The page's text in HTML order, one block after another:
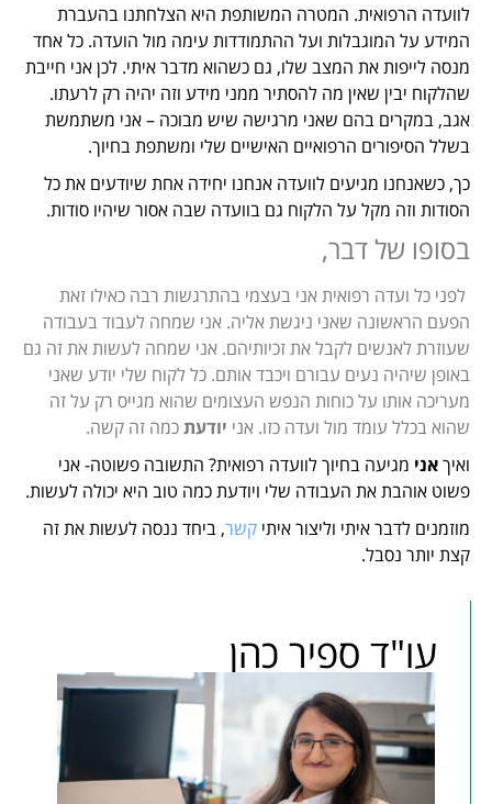
לוועדה הרפואית. המטרה המשותפת היא הצלחתנו בהעברת
המידע על המוגבלות ועל ההתמודדות עימה מול הועדה. כל אחד
מנסה לייפות את המצב שלו, גם כשהוא מדבר איתי. לכן אני חייבת
שהלקוח יבין שאין מה להסתיר ממני מידע וזה יהיה רק לרעתו.
אגב, במקרים בהם שאני מרגישה שיש מבוכה – אני משתמשת
בשלל הסיפורים הרפואיים האישיים שלי ומשתפת בחיוך.
כך, כשאנחנו מגיעים לוועדה אנחנו יחידה אחת שיודעים את כל
הסודות וזה מקל על הלקוח גם בוועדה שבה אסור שיהיו סודות.
בסופו של דבר,
לפני כל ועדה רפואית אני בעצמי בהתרגשות רבה כאילו זאת
הפעם הראשונה שאני ניגשת אליה. אני שמחה לעבוד בעבודה
שעוזרת לאנשים לקבל את זכיותיהם. אני שמחה לעשות את זה גם
באופן שיהיה נעים עבורם ויכבד אותם. כל לקוח שלי יודע שאני
מעריכה אותו על כוחות הנפש העצומים שהוא מגייס רק על זה
שהוא בכלל עומד מול ועדה כזו. אני יודעתכמה זה קשה.
ואיךאני מגיעה בחיוך לוועדה רפואית? התשובה פשוטה- אני
פשוט אוהבת את העבודה שלי ויודעת כמה טוב היא יכולה לעשות.
מוזמנים לדבר איתי וליצור איתי קשר, ביחד ננסה לעשות את זה
קצת יותר נסבל.
עו"ד ספיר כהן